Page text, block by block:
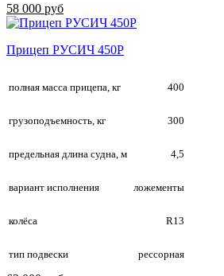
58 000 руб
Прицеп РУСИЧ 450Р
полная масса прицепа, кг 400
грузоподъемность, кг 300
предельная длина судна, м 4,5
вариант исполнения ложементы
колёса R13
тип подвески рессорная